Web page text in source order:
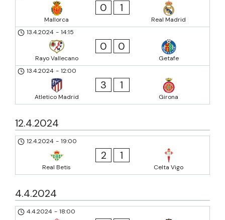
Mallorca
0 1
Real Madrid
13.4.2024 - 14:15
Rayo Vallecano
0 0
Getafe
13.4.2024 - 12:00
Atletico Madrid
3 1
Girona
12.4.2024
12.4.2024 - 19:00
Real Betis
2 1
Celta Vigo
4.4.2024
4.4.2024 - 18:00